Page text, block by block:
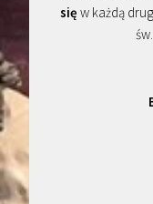
się w każdą